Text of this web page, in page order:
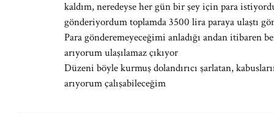
kaldım, neredeyse her gün bir şey için para
gönderiyordum toplamda 3500 lira paraya ulaştı
Para gönderemeyeceğimi anladığı andan itibaren
arıyorum ulaşılamaz çıkıyor
Düzeni böyle kurmuş dolandırıcı şarlatan,
arıyorum çalışabileceğim